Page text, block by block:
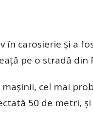
în carosierie și a
pe o stradă din
cel mai
50 de metri,